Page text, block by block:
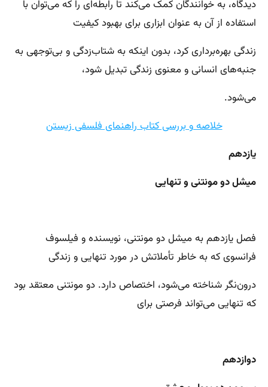
دیدگاه، به خوانندگان کمک می‌کند تا رابطه‌ای را که می‌توان با
استفاده از آن به عنوان ابزاری برای بهبود کیفیت
زندگی بهره‌برداری کرد، بدون اینکه به شتاب‌زدگی و بی‌توجهی به
جنبه‌های انسانی و معنوی زندگی تبدیل شود،
می‌شود.
خلاصه و بررسی کتاب راهنمای فلسفی زیستن
یازدهم
میشل دو مونتنی و تنهایی
فصل یازدهم به میشل دو مونتنی، نویسنده و فیلسوف
فرانسوی که به خاطر تأملاتش در مورد تنهایی و زندگی
درون‌نگر شناخته می‌شود، اختصاص دارد. دو مونتنی معتقد بود
که تنهایی می‌تواند فرصتی برای
دوازدهم